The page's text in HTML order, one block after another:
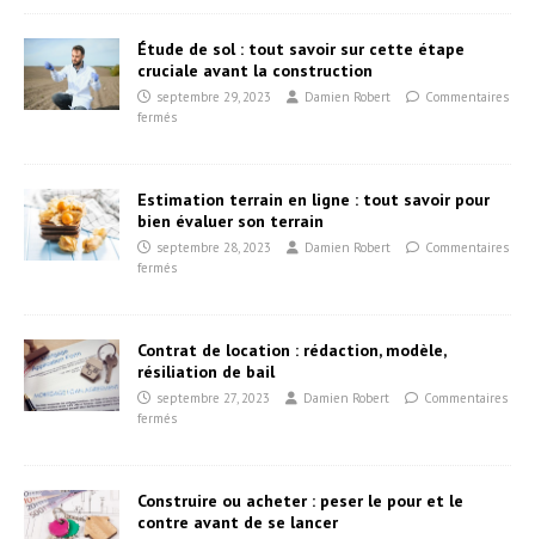
Étude de sol : tout savoir sur cette étape
cruciale avant la construction
septembre 29, 2023 Damien Robert
Commentaires
fermés
Estimation terrain en ligne : tout savoir pour
bien évaluer son terrain
septembre 28, 2023 Damien Robert
Commentaires
fermés
Contrat de location : rédaction, modèle,
résiliation de bail
septembre 27, 2023 Damien Robert
Commentaires
fermés
Construire ou acheter : peser le pour et le
contre avant de se lancer